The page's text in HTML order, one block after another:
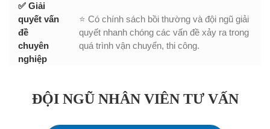
✅ Giải
quyết vấn
đề
chuyên
nghiệp
⭐ Có chính sách bồi thường và đội ngũ giải
quyết nhanh chóng các vấn đề xảy ra trong
quá trình vận chuyển, thi công.
ĐỘI NGŨ NHÂN VIÊN TƯ VẤN